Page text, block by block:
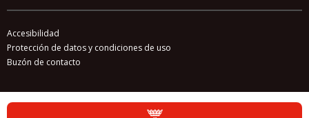
Accesibilidad
Protección de datos y condiciones de uso
Buzón de contacto